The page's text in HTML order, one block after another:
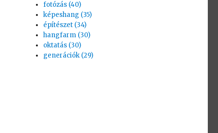
fotózás (40)
képeshang (35)
építészet (34)
hangfarm (30)
oktatás (30)
generációk (29)